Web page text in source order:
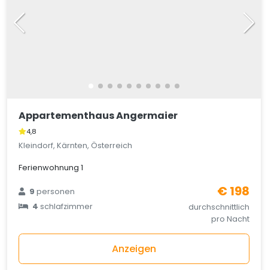
Appartementhaus Angermaier
4,8
Kleindorf, Kärnten, Österreich
Ferienwohnung 1
9personen
4schlafzimmer
€ 198
durchschnittlich
pro Nacht
Anzeigen